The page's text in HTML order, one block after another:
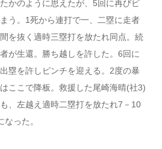
かのように思えたが、5回に再びビ
う。1死から連打で一、二塁に走者
を抜く適時三塁打を放たれ同点。続
が生還。勝ち越しを許した。6回に
塁を許しピンチを迎える。2度の暴
ここで降板。救援した尾崎海晴(社3)
、左越え適時二塁打を放たれ7－10
った。